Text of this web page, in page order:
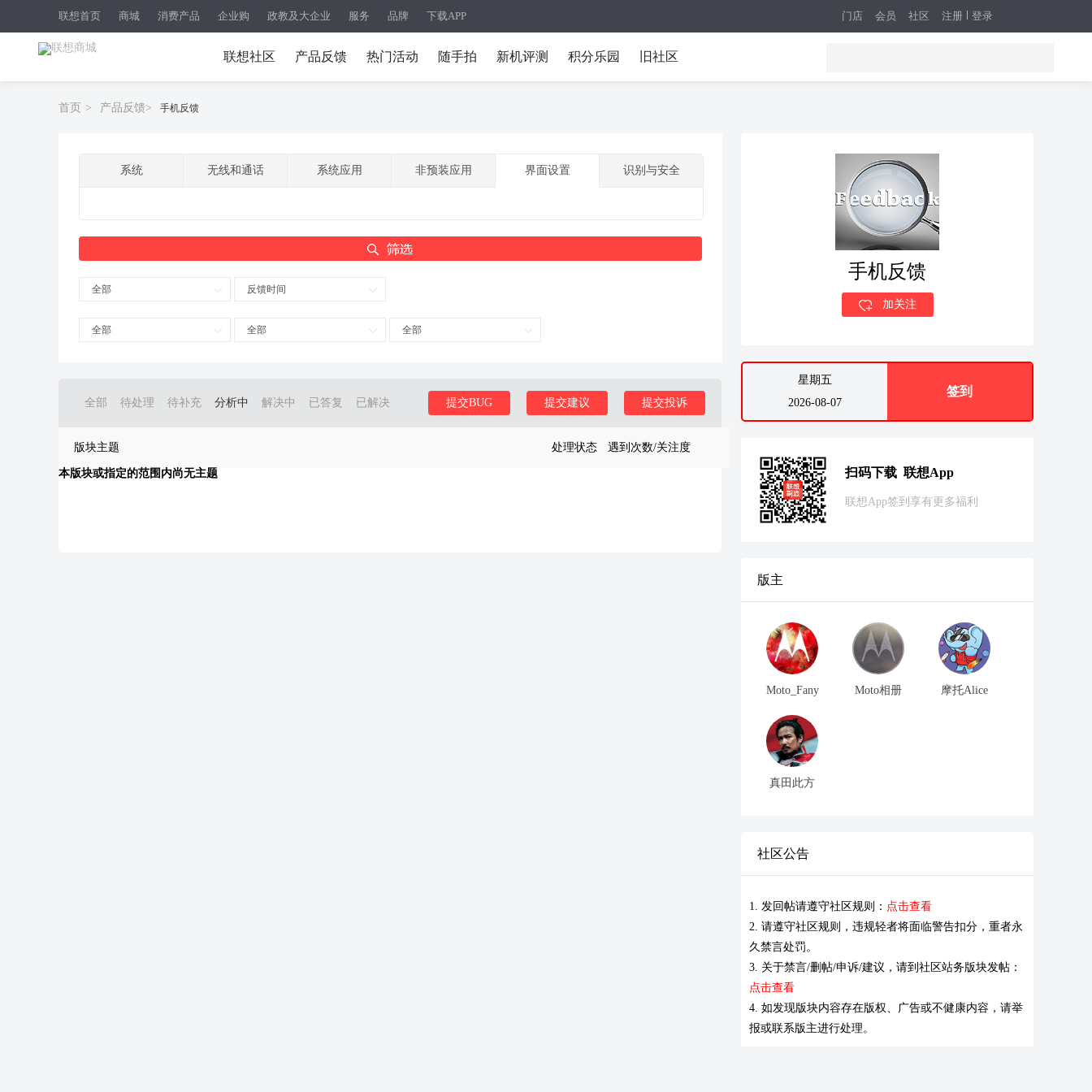
联想首页 商城 消费产品 企业购 政教及大企业 服务 品牌 下载APP 注册 登录
门店 会员 社区
联想社区 产品反馈 热门活动 随手拍 新机评测 积分乐园 旧社区
首页 > 产品反馈> 手机反馈
系统 无线和通话 系统应用 非预装应用 界面设置 识别与安全
全部 反馈时间
全部 全部 全部
全部 待处理 待补充 分析中 解决中 已答复 已解决 提交投诉
提交建议
提交BUG
版块主题 处理状态 遇到次数/关注度
本版块或指定的范围内尚无主题
手机反馈
加关注
星期五
2026-08-07
签到
扫码下载 联想App
联想App签到享有更多福利
版主
Moto_Fany Moto相册 摩托Alice
真田此方
社区公告
1. 发回帖请遵守社区规则： 点击查看
2. 请遵守社区规则，违规轻者将面临警告扣分，重者永
久禁言处罚。
3. 关于禁言/删帖/申诉/建议，请到社区站务版块发帖：
点击查看
4. 如发现版块内容存在版权、广告或不健康内容，请举
报或联系版主进行处理。